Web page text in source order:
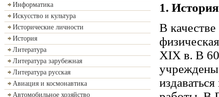
Информатика
Искусство и культура
Исторические личности
История
Литература
Литература зарубежная
Литература русская
Авиация и космонавтика
Автомобильное хозяйство
1.
В
XIX в. В
учреждены